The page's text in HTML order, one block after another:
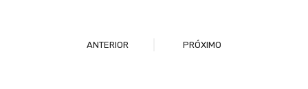
ANTERIOR PRÓXIMO